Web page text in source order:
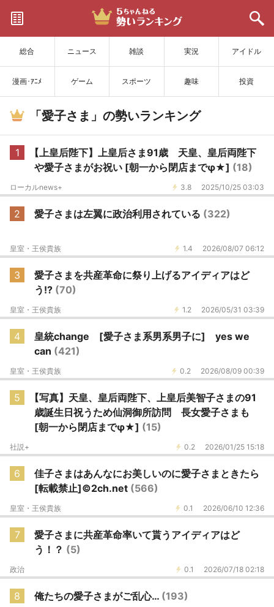
総合 ニュース 雑談 実況 アイドル
漫画･ｱﾆﾒ ゲーム スポーツ 趣味 投資
サイトを更新
「愛子さま」の勢いランキング
1
【上皇后陛下】上皇后さま91歳 天皇、皇后両陛下
や愛子さまがお祝い [朝一から閉店までφ★] (18)
3.8 2025/10/25 03:03
ローカルnews+
2 愛子さまは左翼に政治利用されている (322)
1.4 2026/08/07 06:12
皇室・王侯貴族
3
愛子さまを共産革命に祭り上げるアイディアはど
う!? (70)
1.2 2026/05/31 03:39
皇室・王侯貴族
4
皇統change [愛子さま系男系男子に] yes we
can (421)
0.2 2026/08/09 00:39
皇室・王侯貴族
5
【写真】天皇、皇后両陛下、上皇后美智子さまの91
歳誕生日祝うため仙洞御所訪問 長女愛子さまも
[朝一から閉店までφ★] (15)
0.2 2026/01/25 15:18
社説+
6
佳子さまはあんなにお美しいのに愛子さまときたら
[転載禁止]©2ch.net (566)
0.1 2026/06/10 12:36
皇室・王侯貴族
7
愛子さまに共産革命率いて貰うアイディアはど
う！？ (5)
0.1 2026/07/18 02:18
政治
8 俺たちの愛子さまがご乱心… (193)